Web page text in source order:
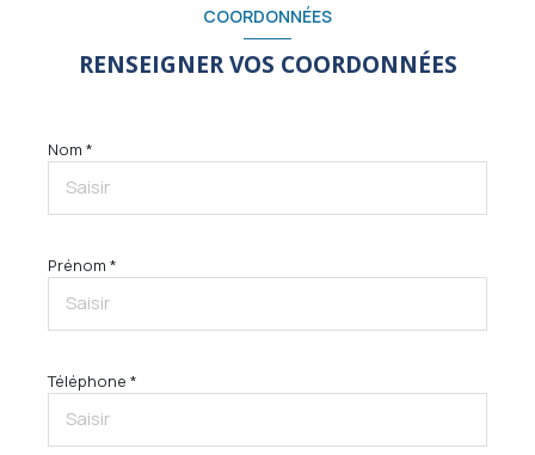
COORDONNÉES
RENSEIGNER VOS COORDONNÉES
Nom *
Prénom *
Téléphone *